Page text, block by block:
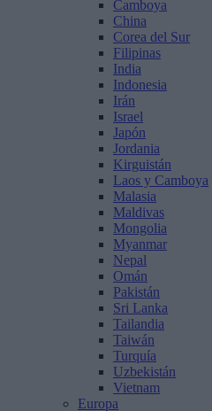
Camboya
China
Corea del Sur
Filipinas
India
Indonesia
Irán
Israel
Japón
Jordania
Kirguistán
Laos y Camboya
Malasia
Maldivas
Mongolia
Myanmar
Nepal
Omán
Pakistán
Sri Lanka
Tailandia
Taiwán
Turquía
Uzbekistán
Vietnam
Europa